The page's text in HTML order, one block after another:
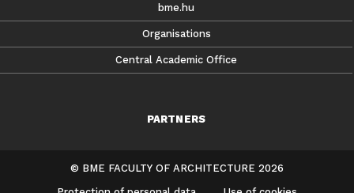
bme.hu
Organisations
Central Academic Office
PARTNERS
© BME FACULTY OF ARCHITECTURE 2026